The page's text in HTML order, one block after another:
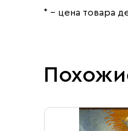
* – цена товара